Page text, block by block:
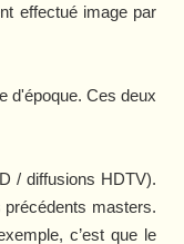
effectué image par
d'époque. Ces deux
/ diffusions HDTV).
précédents masters.
c’est que le